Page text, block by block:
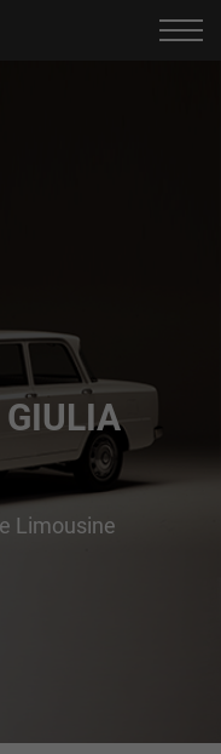
DE
GIULIA
Limousine